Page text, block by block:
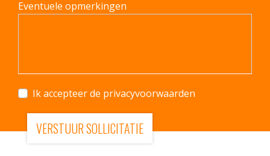
Eventuele opmerkingen
Ik accepteer de privacyvoorwaarden
VERSTUUR SOLLICITATIE